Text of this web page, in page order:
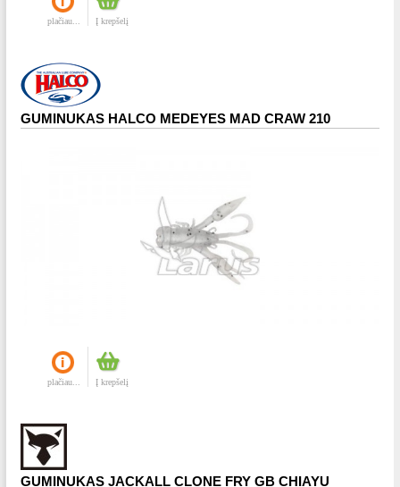
plačiau... Į krepšelį
GUMINUKAS HALCO MEDEYES MAD CRAW 210
plačiau... Į krepšelį
GUMINUKAS JACKALL CLONE FRY GB CHIAYU